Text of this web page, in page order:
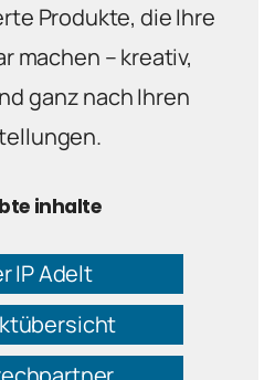
Produkte, die Ihre
machen – kreativ,
ganz nach Ihren
inhalte
IP Adelt